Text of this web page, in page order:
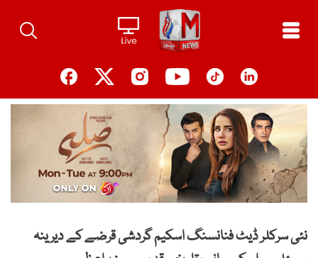
content
نئی سرکلر ڈیٹ فنانسنگ اسکیم گردشی قرضے کے دیرینہ